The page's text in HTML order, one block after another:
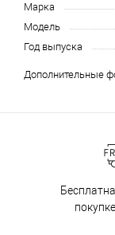
Марка
Модель
Год выпуска
Дополнительные